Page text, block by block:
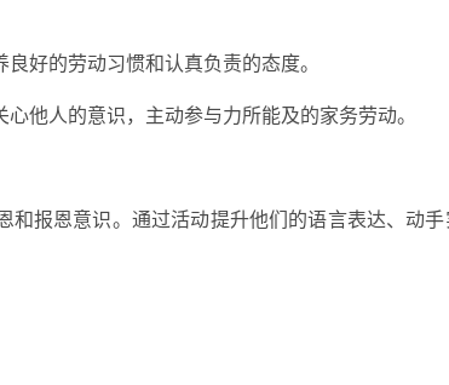
好的劳动习惯和认真负责的态度。
他人的意识，主动参与力所能及的家务劳动。
报恩意识。通过活动提升他们的语言表达、动